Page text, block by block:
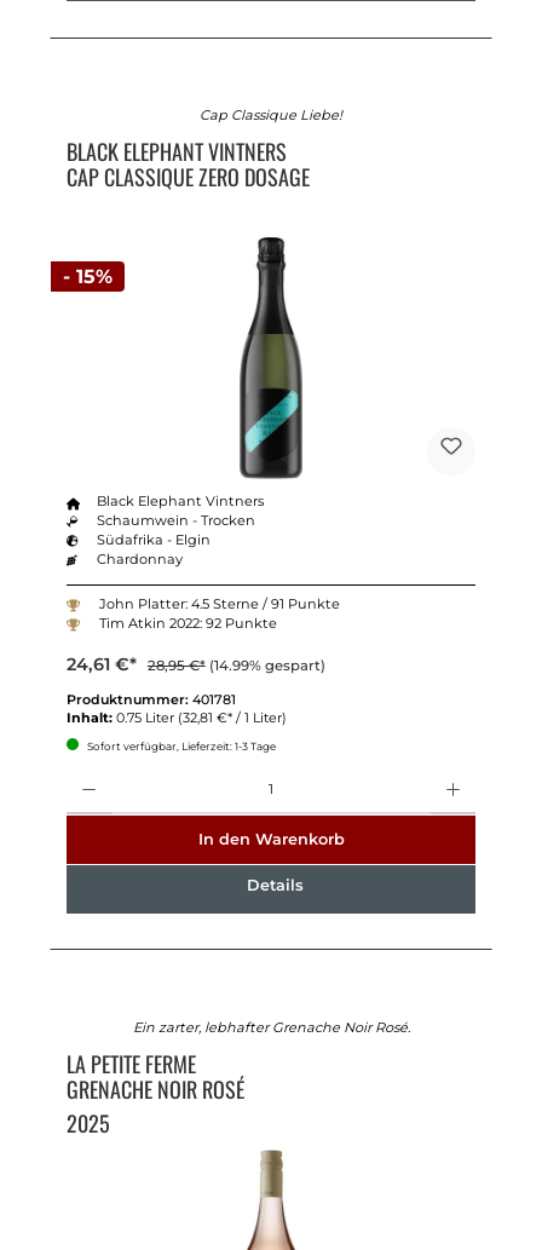
- 15%
Cap Classique Liebe!
BLACK ELEPHANT VINTNERS
CAP CLASSIQUE ZERO DOSAGE
Black Elephant Vintners
Schaumwein - Trocken
Südafrika - Elgin
Chardonnay
John Platter: 4.5 Sterne / 91 Punkte
Tim Atkin 2022: 92 Punkte
24,61 €* 28,95 €* (14.99% gespart)
Produktnummer: 401781
Inhalt: 0.75 Liter (32,81 €* / 1 Liter)
Sofort verfügbar, Lieferzeit: 1-3 Tage
In den Warenkorb
Details
Ein zarter, lebhafter Grenache Noir Rosé.
LA PETITE FERME
GRENACHE NOIR ROSÉ
2025